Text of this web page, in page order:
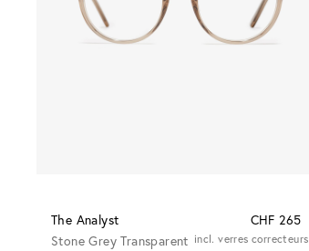
The Analyst
CHF 265
Stone Grey Transparent incl. verres correcteurs